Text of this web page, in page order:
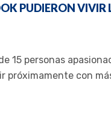
PUDIERON VIVIR
15 personas
próximamente con